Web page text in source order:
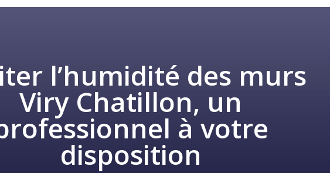
l’humidité des murs
Viry Chatillon, un
à votre
disposition